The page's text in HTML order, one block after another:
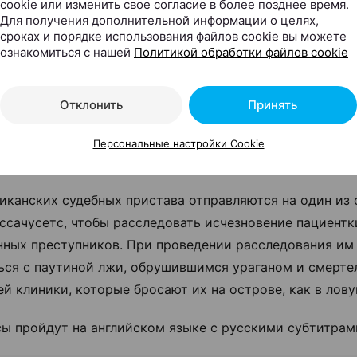
выходит в повторный прокат на большие экраны
проклятых» (Shutter Island): экранизация
режиссера Мартина Скорсезе с Леонардо
Беном Кингсли в главных ролях. А пока вспоминаем
судебных пристава отправляются на один из
чтобы расследовать исчезновение
преступников. При проведении расследования им
с паутиной лжи, обрушившимся ураганом и
клиники, которые бросают их на острове, как в
пройдут на английском языке с русскими
cookie или изменить свое согласие в более позднее время.
Для получения дополнительной информации о целях,
сроках и порядке использования файлов cookie вы можете
ознакомиться с нашей Политикой обработки файлов cookie
Отклонить Принять
Персональные настройки Cookie